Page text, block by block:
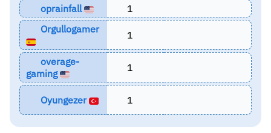
oprainfall
1
Orgullogamer
1
overage-
gaming
1
Oyungezer 1